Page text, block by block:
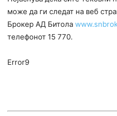
може да ги следат на веб
Брокер АД Битола
телефонот 15 770.
Error9